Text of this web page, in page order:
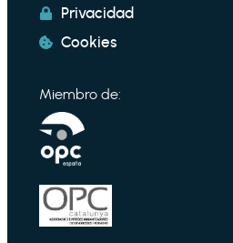
Privacidad
Cookies
Miembro de: